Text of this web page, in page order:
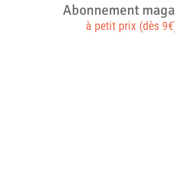
Abonnement
à petit prix (dès